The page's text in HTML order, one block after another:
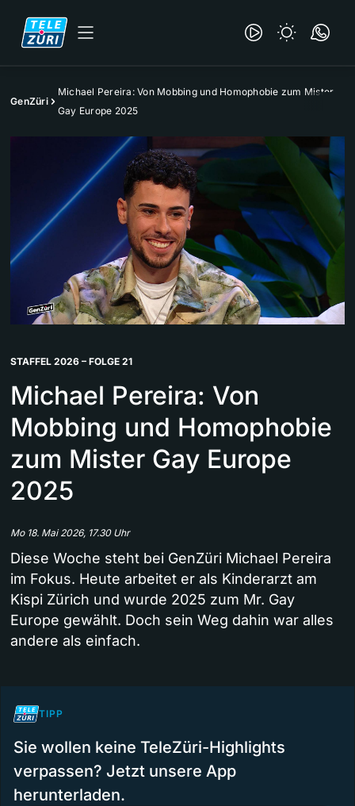
GenZüri
Michael Pereira: Von Mobbing und Homophobie zum Mister
Gay Europe 2025
STAFFEL 2026 – FOLGE 21
Michael Pereira: Von
Mobbing und Homophobie
zum Mister Gay Europe
2025
Mo 18. Mai 2026, 17.30 Uhr
Diese Woche steht bei GenZüri Michael Pereira
im Fokus. Heute arbeitet er als Kinderarzt am
Kispi Zürich und wurde 2025 zum Mr. Gay
Europe gewählt. Doch sein Weg dahin war alles
andere als einfach.
TIPP
Sie wollen keine TeleZüri-Highlights
verpassen? Jetzt unsere App
herunterladen.